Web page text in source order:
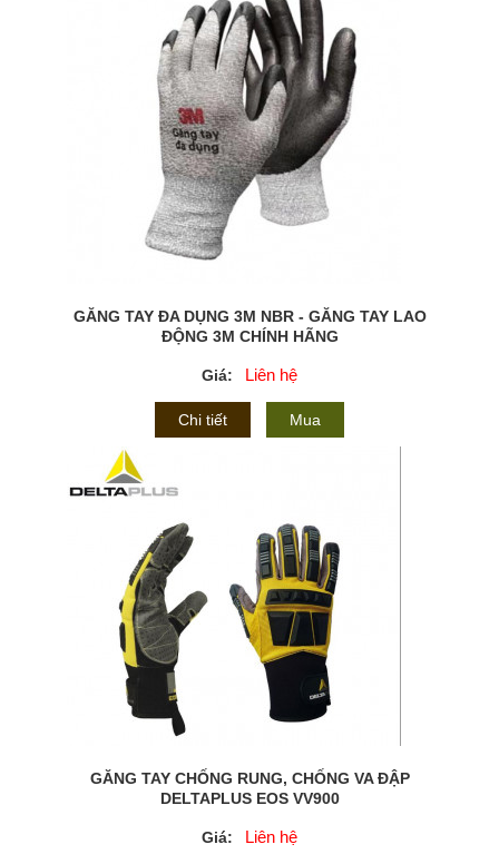
GĂNG TAY ĐA DỤNG 3M NBR - GĂNG TAY LAO
ĐỘNG 3M CHÍNH HÃNG
Giá: Liên hệ
Chi tiết Mua
GĂNG TAY CHỐNG RUNG, CHỐNG VA ĐẬP
DELTAPLUS EOS VV900
Giá: Liên hệ